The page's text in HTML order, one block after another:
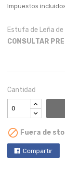
Impuestos
Estufa de Leña
CONSULTAR
Cantidad
 Fuera de
Compartir